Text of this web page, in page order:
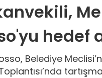
hedef
Belediye